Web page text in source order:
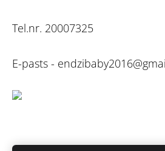
Tel.nr. 20007325
E-pasts -